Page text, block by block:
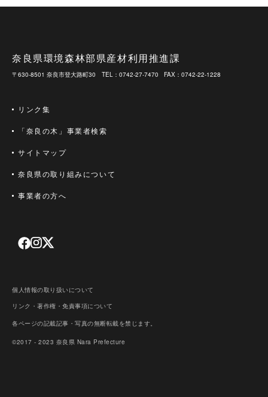
奈良県環境森林部県産材利用推進課
〒630-8501 奈良市登大路町30 TEL：0742-27-7470 FAX：0742-22-1228
リンク集
「奈良の木」事業者検索
サイトマップ
奈良県の取り組みについて
事業者の方へ
個人情報の取り扱いについて
リンク・著作権・免責事項について
各ページの記載記事・写真の無断転載を禁じます。
©2017 - 2023 奈良県 Nara Prefecture